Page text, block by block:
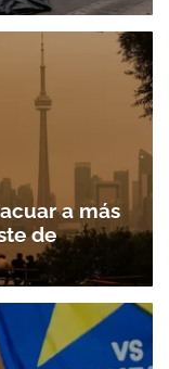
a más
de